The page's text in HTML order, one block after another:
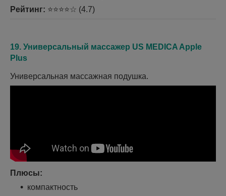
Рейтинг: ⭐⭐⭐⭐☆ (4.7)
19. Универсальный массажер US MEDICA Apple
Plus
Универсальная массажная подушка.
Плюсы:
компактность